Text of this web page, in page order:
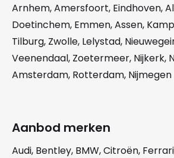
Arnhem,Amersfoort, Eindhoven,
Doetinchem, Emmen,Assen,
Tilburg, Zwolle, Lelystad,
Veenendaal, Zoetermeer, Nijkerk,
Amsterdam, Rotterdam, Nijmegen
Aanbod merken
Audi, Bentley, BMW,Citroën, Ferrari